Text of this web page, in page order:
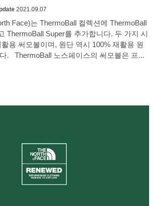
2021.09.07
Face)는 ThermoBall 컬렉션에 ThermoBall
ThermoBall Super를 추가합니다. 두 가지 시
용 써모볼이며, 원단 역시 100% 재활용 원
단이 사용되었습니다. ThermoBall 노스페이스의 써모볼은 프...